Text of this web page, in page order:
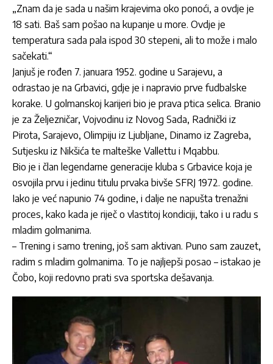
„Znam da je sada u našim krajevima oko ponoći, a ovdje je
18 sati. Baš sam pošao na kupanje u more. Ovdje je
temperatura sada pala ispod 30 stepeni, ali to može i malo
sačekati.“
Janjuš je rođen 7. januara 1952. godine u Sarajevu, a
odrastao je na Grbavici, gdje je i napravio prve fudbalske
korake. U golmanskoj karijeri bio je prava ptica selica. Branio
je za Željezničar, Vojvodinu iz Novog Sada, Radnički iz
Pirota, Sarajevo, Olimpiju iz Ljubljane, Dinamo iz Zagreba,
Sutjesku iz Nikšića te malteške Vallettu i Mqabbu.
Bio je i član legendarne generacije kluba s Grbavice koja je
osvojila prvu i jedinu titulu prvaka bivše SFRJ 1972. godine.
Iako je već napunio 74 godine, i dalje ne napušta trenažni
proces, kako kada je riječ o vlastitoj kondiciji, tako i u radu s
mladim golmanima.
– Trening i samo trening, još sam aktivan. Puno sam zauzet,
radim s mladim golmanima. To je najljepši posao – istakao je
Čobo, koji redovno prati sva sportska dešavanja.